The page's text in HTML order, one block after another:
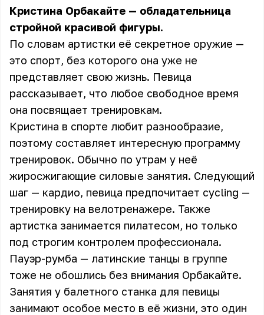
Кристина Орбакайте — обладательница
стройной красивой фигуры.
По словам артистки её секретное оружие —
это спорт, без которого она уже не
представляет свою жизнь. Певица
рассказывает, что любое свободное время
она посвящает тренировкам.
Кристина в спорте любит разнообразие,
поэтому составляет интересную программу
тренировок. Обычно по утрам у неё
жиросжигающие силовые занятия. Следующий
шаг — кардио, певица предпочитает cycling —
тренировку на велотренажере. Также
артистка занимается пилатесом, но только
под строгим контролем профессионала.
Пауэр-румба — латинские танцы в группе
тоже не обошлись без внимания Орбакайте.
Занятия у балетного станка для певицы
занимают особое место в её жизни, это один